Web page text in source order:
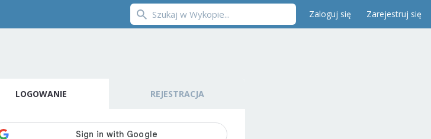
Zaloguj się Zarejestruj się
LOGOWANIE REJESTRACJA